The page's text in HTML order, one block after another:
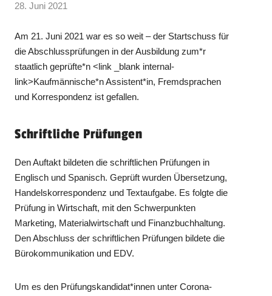
28. Juni 2021
Am 21. Juni 2021 war es so weit – der Startschuss für
die Abschlussprüfungen in der Ausbildung zum*r
staatlich geprüfte*n <link _blank internal-
link>Kaufmännische*n Assistent*in, Fremdsprachen
und Korrespondenz ist gefallen.
Schriftliche Prüfungen
Den Auftakt bildeten die schriftlichen Prüfungen in
Englisch und Spanisch. Geprüft wurden Übersetzung,
Handelskorrespondenz und Textaufgabe. Es folgte die
Prüfung in Wirtschaft, mit den Schwerpunkten
Marketing, Materialwirtschaft und Finanzbuchhaltung.
Den Abschluss der schriftlichen Prüfungen bildete die
Bürokommunikation und EDV.
Um es den Prüfungskandidat*innen unter Corona-